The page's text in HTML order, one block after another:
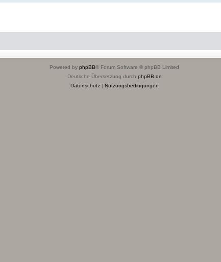
Powered by phpBB® Forum Software © phpBB Limited
Deutsche Übersetzung durch phpBB.de
Datenschutz| Nutzungsbedingungen